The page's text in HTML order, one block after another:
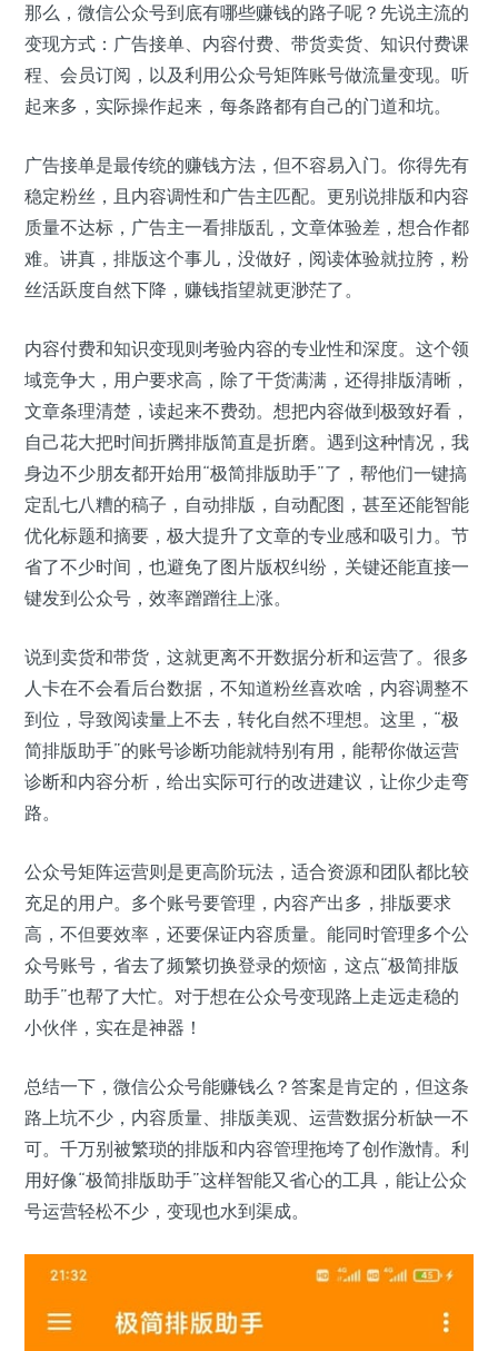
那么，微信公众号到底有哪些赚钱的路子呢？先说主流的
变现方式：广告接单、内容付费、带货卖货、知识付费课
程、会员订阅，以及利用公众号矩阵账号做流量变现。听
起来多，实际操作起来，每条路都有自己的门道和坑。
广告接单是最传统的赚钱方法，但不容易入门。你得先有
稳定粉丝，且内容调性和广告主匹配。更别说排版和内容
质量不达标，广告主一看排版乱，文章体验差，想合作都
难。讲真，排版这个事儿，没做好，阅读体验就拉胯，粉
丝活跃度自然下降，赚钱指望就更渺茫了。
内容付费和知识变现则考验内容的专业性和深度。这个领
域竞争大，用户要求高，除了干货满满，还得排版清晰，
文章条理清楚，读起来不费劲。想把内容做到极致好看，
自己花大把时间折腾排版简直是折磨。遇到这种情况，我
身边不少朋友都开始用“极简排版助手”了，帮他们一键搞
定乱七八糟的稿子，自动排版，自动配图，甚至还能智能
优化标题和摘要，极大提升了文章的专业感和吸引力。节
省了不少时间，也避免了图片版权纠纷，关键还能直接一
键发到公众号，效率蹭蹭往上涨。
说到卖货和带货，这就更离不开数据分析和运营了。很多
人卡在不会看后台数据，不知道粉丝喜欢啥，内容调整不
到位，导致阅读量上不去，转化自然不理想。这里，“极
简排版助手”的账号诊断功能就特别有用，能帮你做运营
诊断和内容分析，给出实际可行的改进建议，让你少走弯
路。
公众号矩阵运营则是更高阶玩法，适合资源和团队都比较
充足的用户。多个账号要管理，内容产出多，排版要求
高，不但要效率，还要保证内容质量。能同时管理多个公
众号账号，省去了频繁切换登录的烦恼，这点“极简排版
助手”也帮了大忙。对于想在公众号变现路上走远走稳的
小伙伴，实在是神器！
总结一下，微信公众号能赚钱么？答案是肯定的，但这条
路上坑不少，内容质量、排版美观、运营数据分析缺一不
可。千万别被繁琐的排版和内容管理拖垮了创作激情。利
用好像“极简排版助手”这样智能又省心的工具，能让公众
号运营轻松不少，变现也水到渠成。